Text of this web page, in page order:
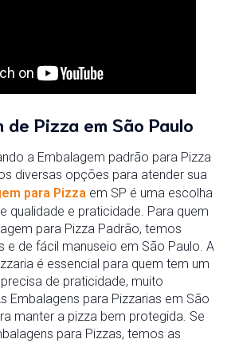
de Pizza em São Paulo
a Embalagem padrão para Pizza
diversas opções para atender sua
para Pizza em SP é uma escolha
qualidade e praticidade. Para quem
para Pizza Padrão, temos
e de fácil manuseio em São Paulo. A
é essencial para quem tem um
de praticidade, muito
Embalagens para Pizzarias em São
manter a pizza bem protegida. Se
para Pizzas, temos as